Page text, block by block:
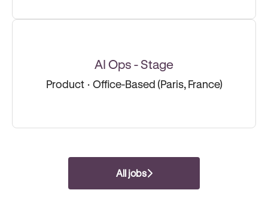
AI Ops - Stage
Product · Office-Based (Paris, France)
All jobs